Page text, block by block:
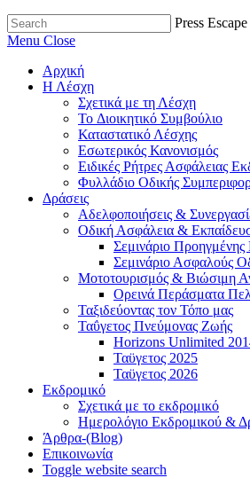
Press
Menu Close
Αρχική
Η Λέσχη
Σχετικά με τη Λέσχη
Το Διοικητικό Συμβούλιο
Καταστατικό Λέσχης
Εσωτερικός Κανονισμός
Ειδικές Ρήτρες Ασφάλειας
Φυλλάδιο Οδικής
Δράσεις
Αδελφοποιήσεις &
Οδική Ασφάλεια &
Σεμινάριο
Σεμινάριο Ασφαλούς
Μοτοτουρισμός & Βιώσιμη
Ορεινά Περάσματα
Ταξιδεύοντας τον Τόπο μας
Ταΰγετος Πνεύμονας Ζωής
Horizons Unlimited
Ταϋγετος 2025
Ταϋγετος 2026
Εκδρομικό
Σχετικά με το εκδρομικό
Ημερολόγιο Εκδρομικού &
Άρθρα-(Blog)
Επικοινωνία
Toggle website search